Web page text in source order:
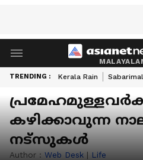
TRENDING : Kerala Rain
കഴിക്കാവുന്ന
നട്സുകൾ
Author : Web Desk | Life